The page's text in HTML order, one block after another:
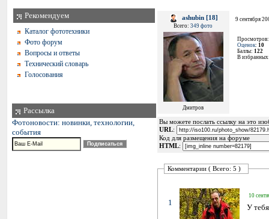
Рекомендуем
Каталог фототехники
Фото форум
Вопросы и ответы
Технический словарь
Голосования
Рассылка
Фотоновости: новинки, технологии,
события
ashubin [18]
Всего:349 фото
Дмитров
9 сентября
Оценок: 10
Баллы: 122
В
Вы можете послать ссылку на это
URL:
Код для размещения на форуме
HTML:
Комментарии ( Всего: 5 )
1
10
У